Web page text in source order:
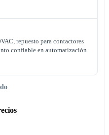
repuesto para contactores
confiable en automatización